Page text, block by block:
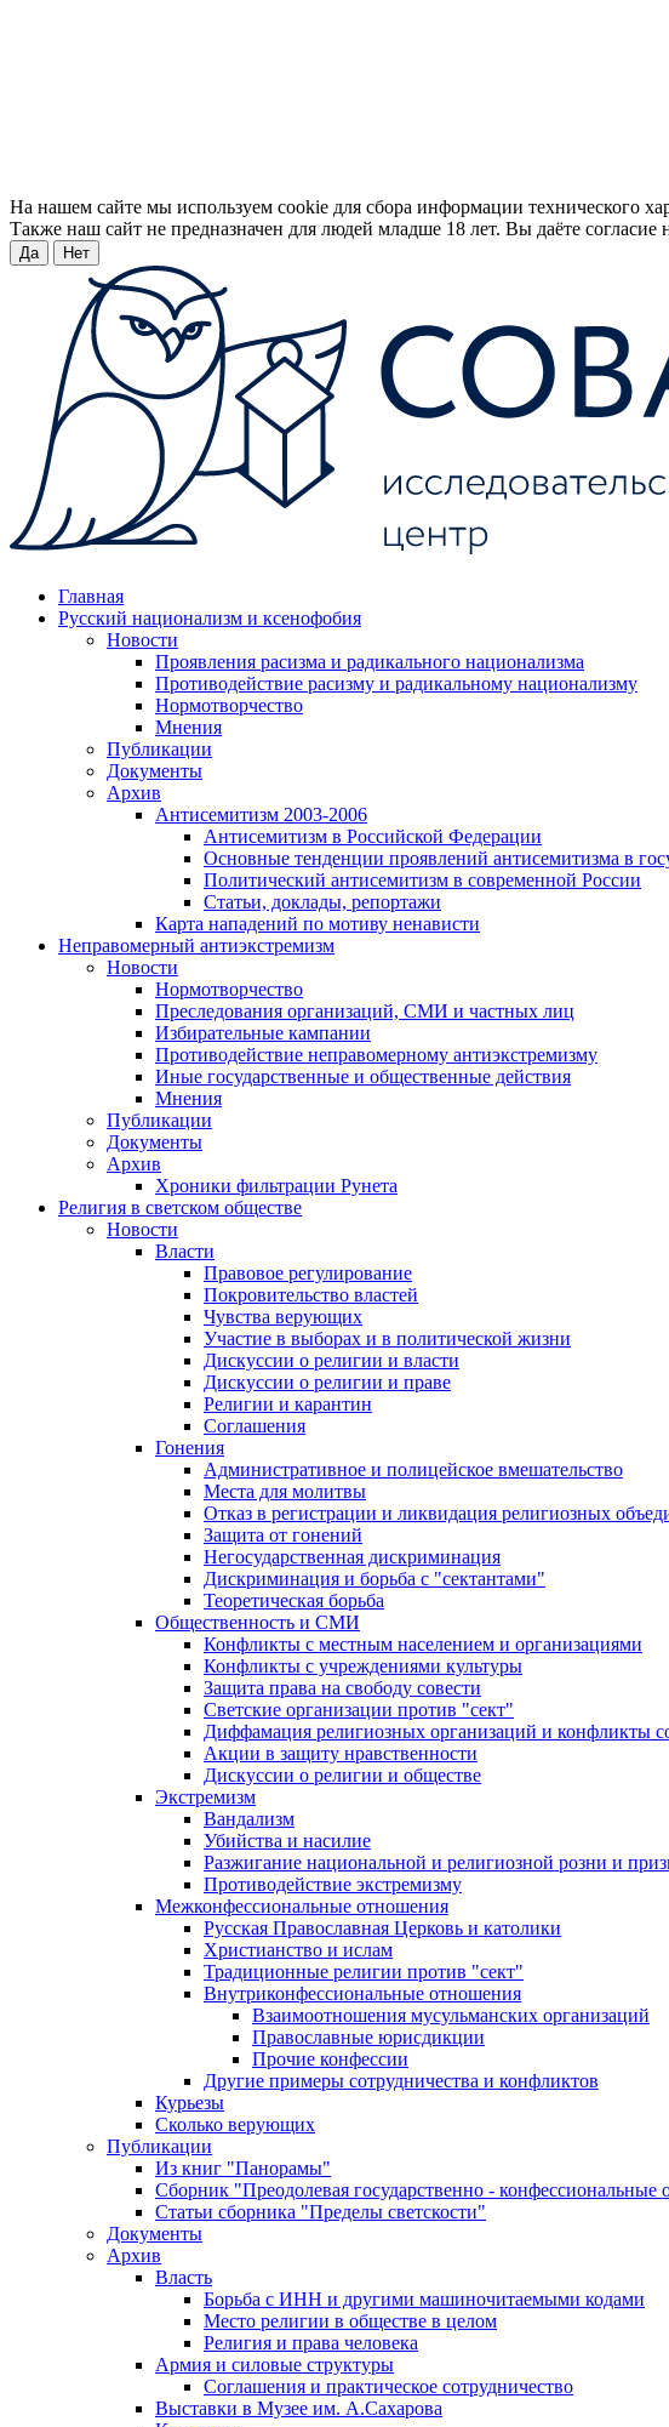
На нашем сайте мы используем cookie для сбора информации технического
Также наш сайт не предназначен для людей младше 18 лет. Вы даёте
Да Нет
Главная
Русский национализм и ксенофобия
Новости
Проявления расизма и радикального национализма
Противодействие расизму и радикальному национализму
Нормотворчество
Мнения
Публикации
Документы
Архив
Антисемитизм 2003-2006
Антисемитизм в Российской Федерации
Основные тенденции проявлений антисемитизма в
Политический антисемитизм в современной России
Статьи, доклады, репортажи
Карта нападений по мотиву ненависти
Неправомерный антиэкстремизм
Новости
Нормотворчество
Преследования организаций, СМИ и частных лиц
Избирательные кампании
Противодействие неправомерному антиэкстремизму
Иные государственные и общественные действия
Мнения
Публикации
Документы
Архив
Хроники фильтрации Рунета
Религия в светском обществе
Новости
Власти
Правовое регулирование
Покровительство властей
Чувства верующих
Участие в выборах и в политической жизни
Дискуссии о религии и власти
Дискуссии о религии и праве
Религии и карантин
Соглашения
Гонения
Административное и полицейское вмешательство
Места для молитвы
Отказ в регистрации и ликвидация религиозных
Защита от гонений
Негосударственная дискриминация
Дискриминация и борьба с "сектантами"
Теоретическая борьба
Общественность и СМИ
Конфликты с местным населением и организациями
Конфликты с учреждениями культуры
Защита права на свободу совести
Светские организации против "сект"
Диффамация религиозных организаций и конфликты
Акции в защиту нравственности
Дискуссии о религии и обществе
Экстремизм
Вандализм
Убийства и насилие
Разжигание национальной и религиозной розни и
Противодействие экстремизму
Межконфессиональные отношения
Русская Православная Церковь и католики
Христианство и ислам
Традиционные религии против "сект"
Внутриконфессиональные отношения
Взаимоотношения мусульманских организаций
Православные юрисдикции
Прочие конфессии
Другие примеры сотрудничества и конфликтов
Курьезы
Сколько верующих
Публикации
Из книг "Панорамы"
Сборник "Преодолевая государственно - конфессиональные
Статьи сборника "Пределы светскости"
Документы
Архив
Власть
Борьба с ИНН и другими машиночитаемыми кодами
Место религии в обществе в целом
Религия и права человека
Армия и силовые структуры
Соглашения и практическое сотрудничество
Выставки в Музее им. А.Сахарова